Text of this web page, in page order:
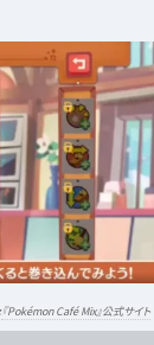
『Pokémon Café Mix』公式サイト